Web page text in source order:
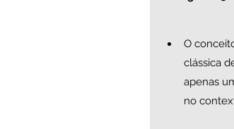
O
clássica
apenas
no